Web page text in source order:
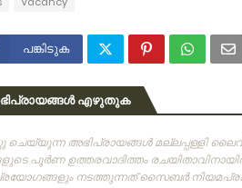
പങ്കിടുക
എഴുതുക
ചെയ്യുന്ന അഭിപ്രായങ്ങള്‍ മല്ലപ്പള്ളി
പൂര്‍ണ ഉത്തരവാദിത്തം
നടത്തുന്നത്‌ സൈബര്‍